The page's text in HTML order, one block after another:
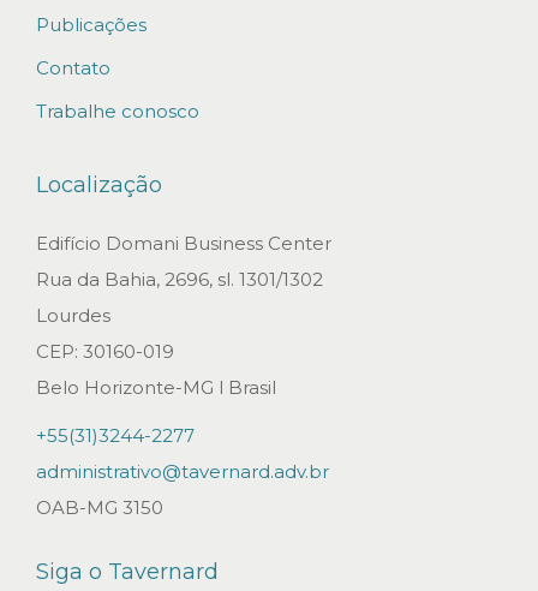
Publicações
Contato
Trabalhe conosco
Localização
Edifício Domani Business Center
Rua da Bahia, 2696, sl. 1301/1302
Lourdes
CEP: 30160-019
Belo Horizonte-MG l Brasil
+55(31)3244-2277
administrativo@tavernard.adv.br
OAB-MG 3150
Siga o Tavernard